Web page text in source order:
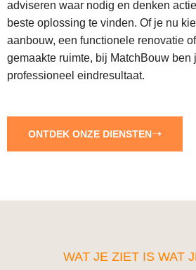
adviseren waar nodig en denken
beste oplossing te vinden. Of je nu
aanbouw, een functionele renovatie
gemaakte ruimte, bij MatchBouw ben
professioneel eindresultaat.
ONTDEK ONZE DIENSTEN
WAT JE ZIET IS WAT